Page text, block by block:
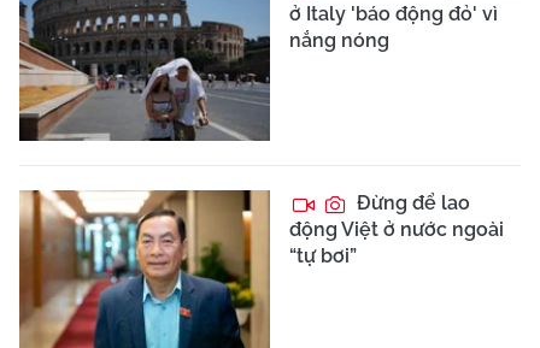
ở Italy 'báo động đỏ' vì
nắng nóng
Đừng để lao
động Việt ở nước ngoài
“tự bơi”